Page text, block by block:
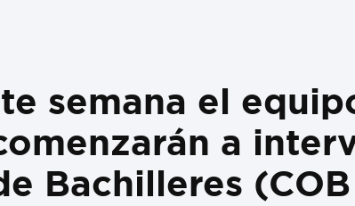
semana el
a
Bachilleres (COB